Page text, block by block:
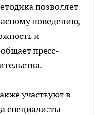
позволяет
поведению,
и
пресс-
участвуют в
специалисты